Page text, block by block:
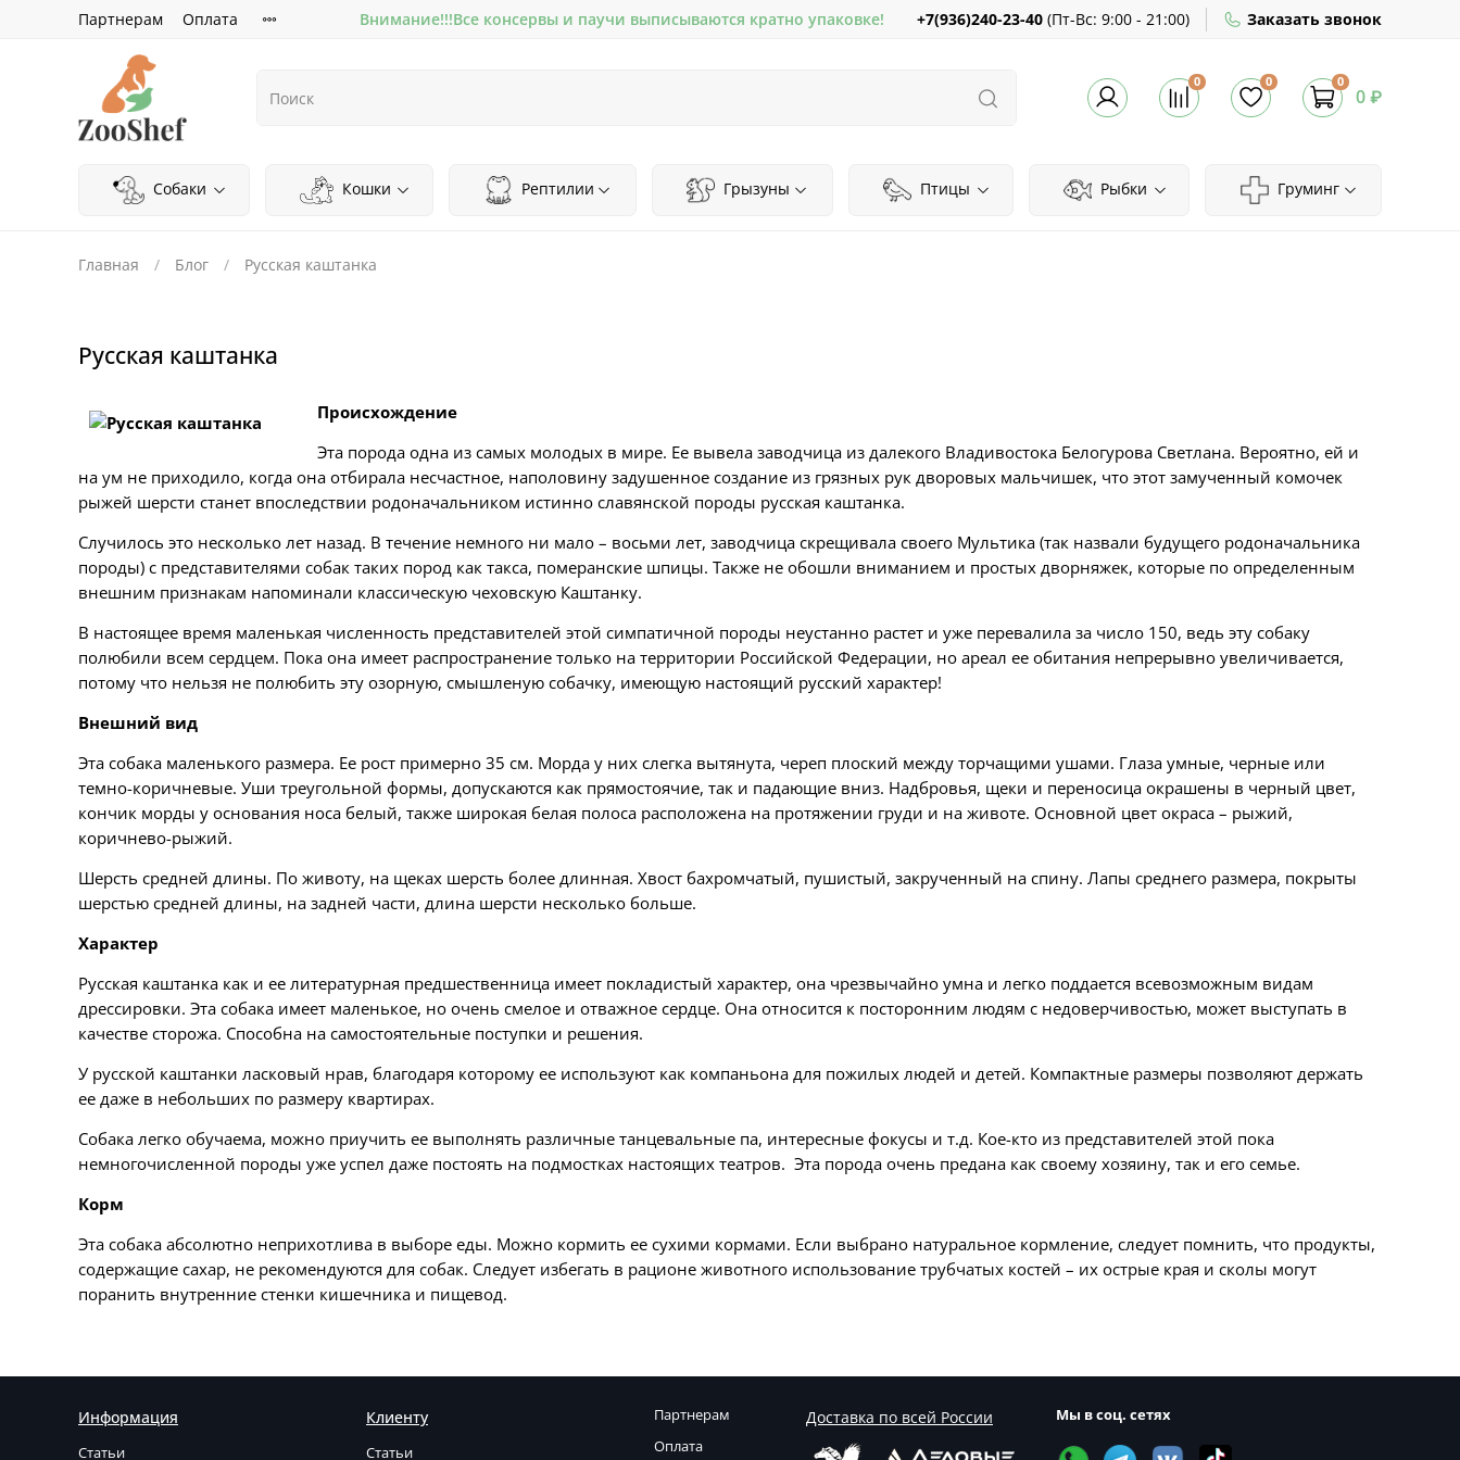
Партнерам Оплата Внимание!!!Все консервы и паучи выписываются кратно упаковке! +7(936)240-23-40 (Пт-Вс: 9:00 - 21:00) Заказать звонок
0 0 0
0 ₽
Собаки Кошки Рептилии Грызуны Птицы Рыбки Груминг
Главная Блог Русская каштанка
Русская каштанка
Происхождение
Эта порода одна из самых молодых в мире. Ее вывела заводчица из далекого Владивостока Белогурова Светлана. Вероятно, ей и
на ум не приходило, когда она отбирала несчастное, наполовину задушенное создание из грязных рук дворовых мальчишек, что этот замученный комочек
рыжей шерсти станет впоследствии родоначальником истинно славянской породы русская каштанка.
Случилось это несколько лет назад. В течение немного ни мало – восьми лет, заводчица скрещивала своего Мультика (так назвали будущего родоначальника
породы) с представителями собак таких пород как такса, померанские шпицы. Также не обошли вниманием и простых дворняжек, которые по определенным
внешним признакам напоминали классическую чеховскую Каштанку.
В настоящее время маленькая численность представителей этой симпатичной породы неустанно растет и уже перевалила за число 150, ведь эту собаку
полюбили всем сердцем. Пока она имеет распространение только на территории Российской Федерации, но ареал ее обитания непрерывно увеличивается,
потому что нельзя не полюбить эту озорную, смышленую собачку, имеющую настоящий русский характер!
Внешний вид
Эта собака маленького размера. Ее рост примерно 35 см. Морда у них слегка вытянута, череп плоский между торчащими ушами. Глаза умные, черные или
темно-коричневые. Уши треугольной формы, допускаются как прямостоячие, так и падающие вниз. Надбровья, щеки и переносица окрашены в черный цвет,
кончик морды у основания носа белый, также широкая белая полоса расположена на протяжении груди и на животе. Основной цвет окраса – рыжий,
коричнево-рыжий.
Шерсть средней длины. По животу, на щеках шерсть более длинная. Хвост бахромчатый, пушистый, закрученный на спину. Лапы среднего размера, покрыты
шерстью средней длины, на задней части, длина шерсти несколько больше.
Характер
Русская каштанка как и ее литературная предшественница имеет покладистый характер, она чрезвычайно умна и легко поддается всевозможным видам
дрессировки. Эта собака имеет маленькое, но очень смелое и отважное сердце. Она относится к посторонним людям с недоверчивостью, может выступать в
качестве сторожа. Способна на самостоятельные поступки и решения.
У русской каштанки ласковый нрав, благодаря которому ее используют как компаньона для пожилых людей и детей. Компактные размеры позволяют держать
ее даже в небольших по размеру квартирах.
Собака легко обучаема, можно приучить ее выполнять различные танцевальные па, интересные фокусы и т.д. Кое-кто из представителей этой пока
немногочисленной породы уже успел даже постоять на подмостках настоящих театров. Эта порода очень предана как своему хозяину, так и его семье.
Корм
Эта собака абсолютно неприхотлива в выборе еды. Можно кормить ее сухими кормами. Если выбрано натуральное кормление, следует помнить, что продукты,
содержащие сахар, не рекомендуются для собак. Следует избегать в рационе животного использование трубчатых костей – их острые края и сколы могут
поранить внутренние стенки кишечника и пищевод.
Информация
Статьи
Клиенту
Статьи
Партнерам
Оплата
Доставка по всей России Мы в соц. сетях